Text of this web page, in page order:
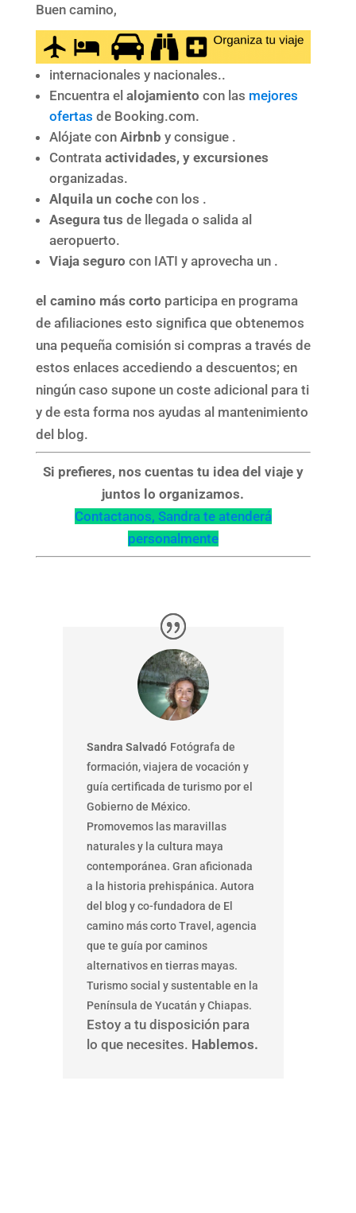
Buen camino,
internacionales y nacionales..
Encuentra el alojamiento con las mejores
ofertas de Booking.com.
Alójate con Airbnb y consigue .
Contrata actividades, y excursiones
organizadas.
Alquila un cochecon los .
Asegura tus de llegada o salida al
aeropuerto.
Viaja seguro con IATI y aprovecha un .
el camino más corto participa en programa
de afiliaciones esto significa que obtenemos
una pequeña comisión si compras a través de
estos enlaces accediendo a descuentos; en
ningún caso supone un coste adicional para ti
y de esta forma nos ayudas al mantenimiento
del blog.
Si prefieres, nos cuentas tu idea del viaje y
juntos lo organizamos.
Contactanos, Sandra te atenderá
personalmente
Sandra Salvadó Fotógrafa de
formación, viajera de vocación y
guía certificada de turismo por el
Gobierno de México.
Promovemos las maravillas
naturales y la cultura maya
contemporánea. Gran aficionada
a la historia prehispánica. Autora
del blog y co-fundadora de El
camino más corto Travel, agencia
que te guía por caminos
alternativos en tierras mayas.
Turismo social y sustentable en la
Península de Yucatán y Chiapas.
Estoy a tu disposición para
lo que necesites. Hablemos.